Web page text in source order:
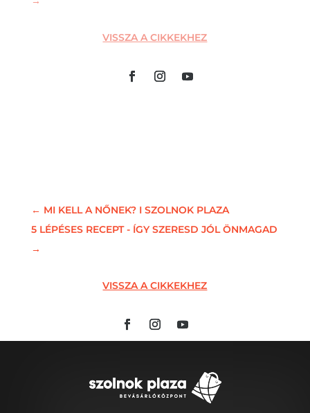
VISSZA A CIKKEKHEZ
← MI KELL A NŐNEK? I SZOLNOK PLAZA
5 LÉPÉSES RECEPT - ÍGY SZERESD JÓL ÖNMAGAD
→
VISSZA A CIKKEKHEZ